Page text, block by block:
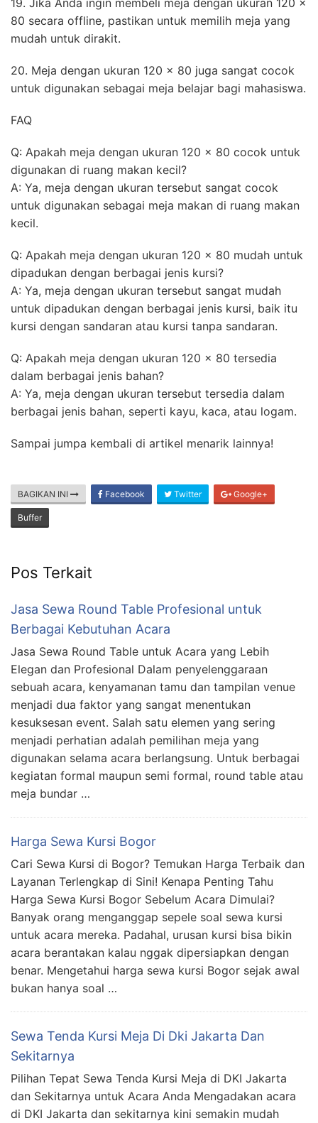
19. Jika Anda ingin membeli meja dengan ukuran 120 x
80 secara offline, pastikan untuk memilih meja yang
mudah untuk dirakit.
20. Meja dengan ukuran 120 x 80 juga sangat cocok
untuk digunakan sebagai meja belajar bagi mahasiswa.
FAQ
Q: Apakah meja dengan ukuran 120 x 80 cocok untuk
digunakan di ruang makan kecil?
A: Ya, meja dengan ukuran tersebut sangat cocok
untuk digunakan sebagai meja makan di ruang makan
kecil.
Q: Apakah meja dengan ukuran 120 x 80 mudah untuk
dipadukan dengan berbagai jenis kursi?
A: Ya, meja dengan ukuran tersebut sangat mudah
untuk dipadukan dengan berbagai jenis kursi, baik itu
kursi dengan sandaran atau kursi tanpa sandaran.
Q: Apakah meja dengan ukuran 120 x 80 tersedia
dalam berbagai jenis bahan?
A: Ya, meja dengan ukuran tersebut tersedia dalam
berbagai jenis bahan, seperti kayu, kaca, atau logam.
Sampai jumpa kembali di artikel menarik lainnya!
BAGIKAN INI Facebook Twitter Google+
Buffer
Pos Terkait
Jasa Sewa Round Table Profesional untuk
Berbagai Kebutuhan Acara
Jasa Sewa Round Table untuk Acara yang Lebih
Elegan dan Profesional Dalam penyelenggaraan
sebuah acara, kenyamanan tamu dan tampilan venue
menjadi dua faktor yang sangat menentukan
kesuksesan event. Salah satu elemen yang sering
menjadi perhatian adalah pemilihan meja yang
digunakan selama acara berlangsung. Untuk berbagai
kegiatan formal maupun semi formal, round table atau
meja bundar …
Harga Sewa Kursi Bogor
Cari Sewa Kursi di Bogor? Temukan Harga Terbaik dan
Layanan Terlengkap di Sini! Kenapa Penting Tahu
Harga Sewa Kursi Bogor Sebelum Acara Dimulai?
Banyak orang menganggap sepele soal sewa kursi
untuk acara mereka. Padahal, urusan kursi bisa bikin
acara berantakan kalau nggak dipersiapkan dengan
benar. Mengetahui harga sewa kursi Bogor sejak awal
bukan hanya soal …
Sewa Tenda Kursi Meja Di Dki Jakarta Dan
Sekitarnya
Pilihan Tepat Sewa Tenda Kursi Meja di DKI Jakarta
dan Sekitarnya untuk Acara Anda Mengadakan acara
di DKI Jakarta dan sekitarnya kini semakin mudah